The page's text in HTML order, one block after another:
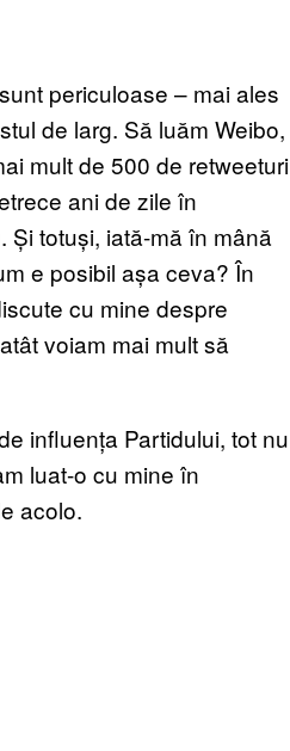
periculoase – mai ales
de larg. Să luăm Weibo,
mult de 500 de retweeturi
ani de zile în
totuși, iată-mă în mână
e posibil așa ceva? În
cu mine despre
voiam mai mult să
influența Partidului, tot nu
luat-o cu mine în
acolo.